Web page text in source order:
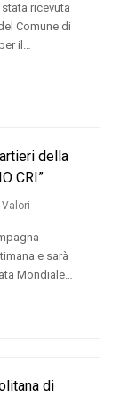
ricevuta
Comune di
il…
della
CRI”
e sarà
Mondiale…
di